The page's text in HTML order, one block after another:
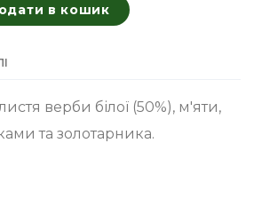
в кошик
верби білої (50%), м'яти,
та золотарника.